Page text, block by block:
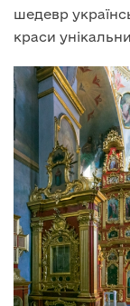
шедевр
краси